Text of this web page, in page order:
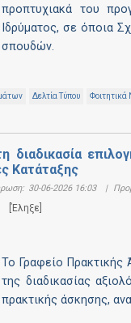
προπτυχιακά του
Ιδρύματος, σε όποια
σπουδών.
Δελτία Τύπου Φοιτητικά
διαδικασία
Κατάταξης
30-06-2026 16:03 |
[Έληξε]
Το Γραφείο Πρακτικής
της διαδικασίας
πρακτικής άσκησης,